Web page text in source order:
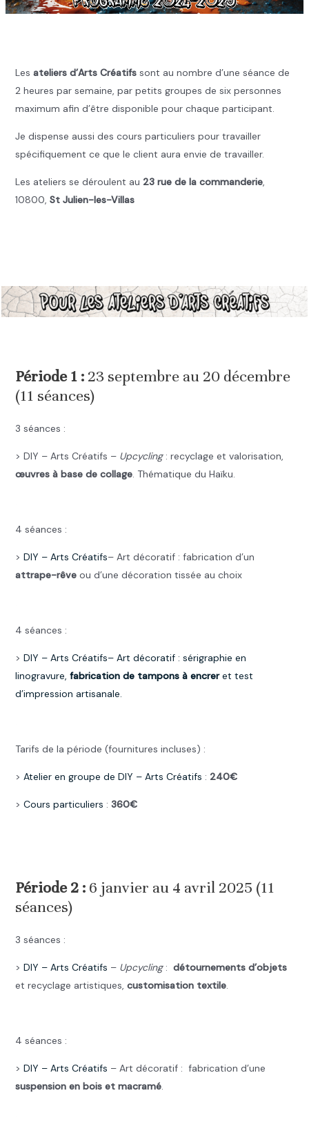
Les ateliers d’Arts Créatifs sont au nombre d’une séance de
2 heures par semaine, par petits groupes de six personnes
maximum afin d’être disponible pour chaque participant.
Je dispense aussi des cours particuliers pour travailler
spécifiquement ce que le client aura envie de travailler.
Les ateliers se déroulent au 23 rue de la commanderie,
10800, St Julien-les-Villas
Période 1 :23 septembre au 20 décembre
(11 séances)
3 séances :
> DIY – Arts Créatifs – Upcycling: recyclage et valorisation,
œuvres à base de collage. Thématique du Haïku.
4 séances :
> DIY – Arts Créatifs– Art décoratif : fabrication d’un
attrape-rêveou d’une décoration tissée au choix
4 séances :
> DIY – Arts Créatifs– Art décoratif : sérigraphie en
linogravure, fabrication de tampons à encreret test
d’impression artisanale.
Tarifs de la période (fournitures incluses) :
> Atelier en groupe de DIY – Arts Créatifs : 240€
> Cours particuliers : 360€
Période 2 :6 janvier au 4 avril 2025 (11
séances)
3 séances :
> DIY – Arts Créatifs – Upcycling: détournements d’objets
et recyclage artistiques, customisation textile.
4 séances :
> DIY – Arts Créatifs – Art décoratif : fabrication d’une
suspension en bois et macramé.